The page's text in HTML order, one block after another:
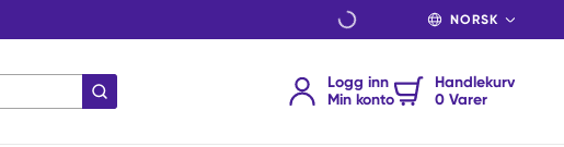
SPRÅK
send søk
Logg inn
Min konto
Handlekurv
0 Varer